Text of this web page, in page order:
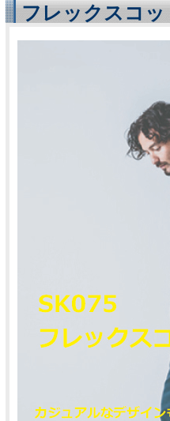
フレックスコ